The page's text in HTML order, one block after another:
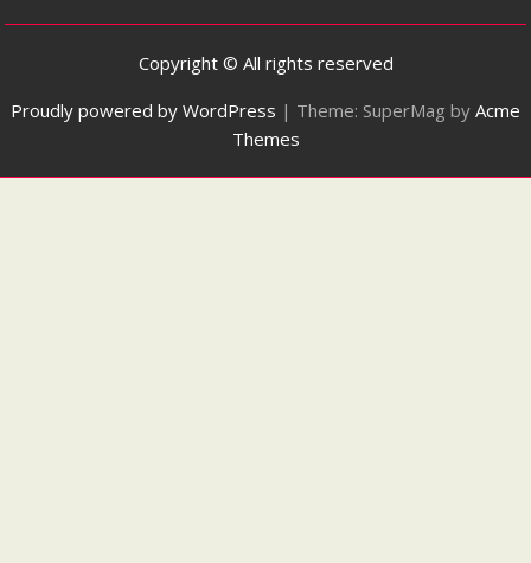
Copyright © All rights reserved
Proudly powered by WordPress | Theme: SuperMag by Acme
Themes